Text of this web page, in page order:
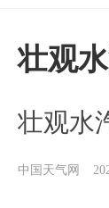
壮观
壮观水
中国天气网